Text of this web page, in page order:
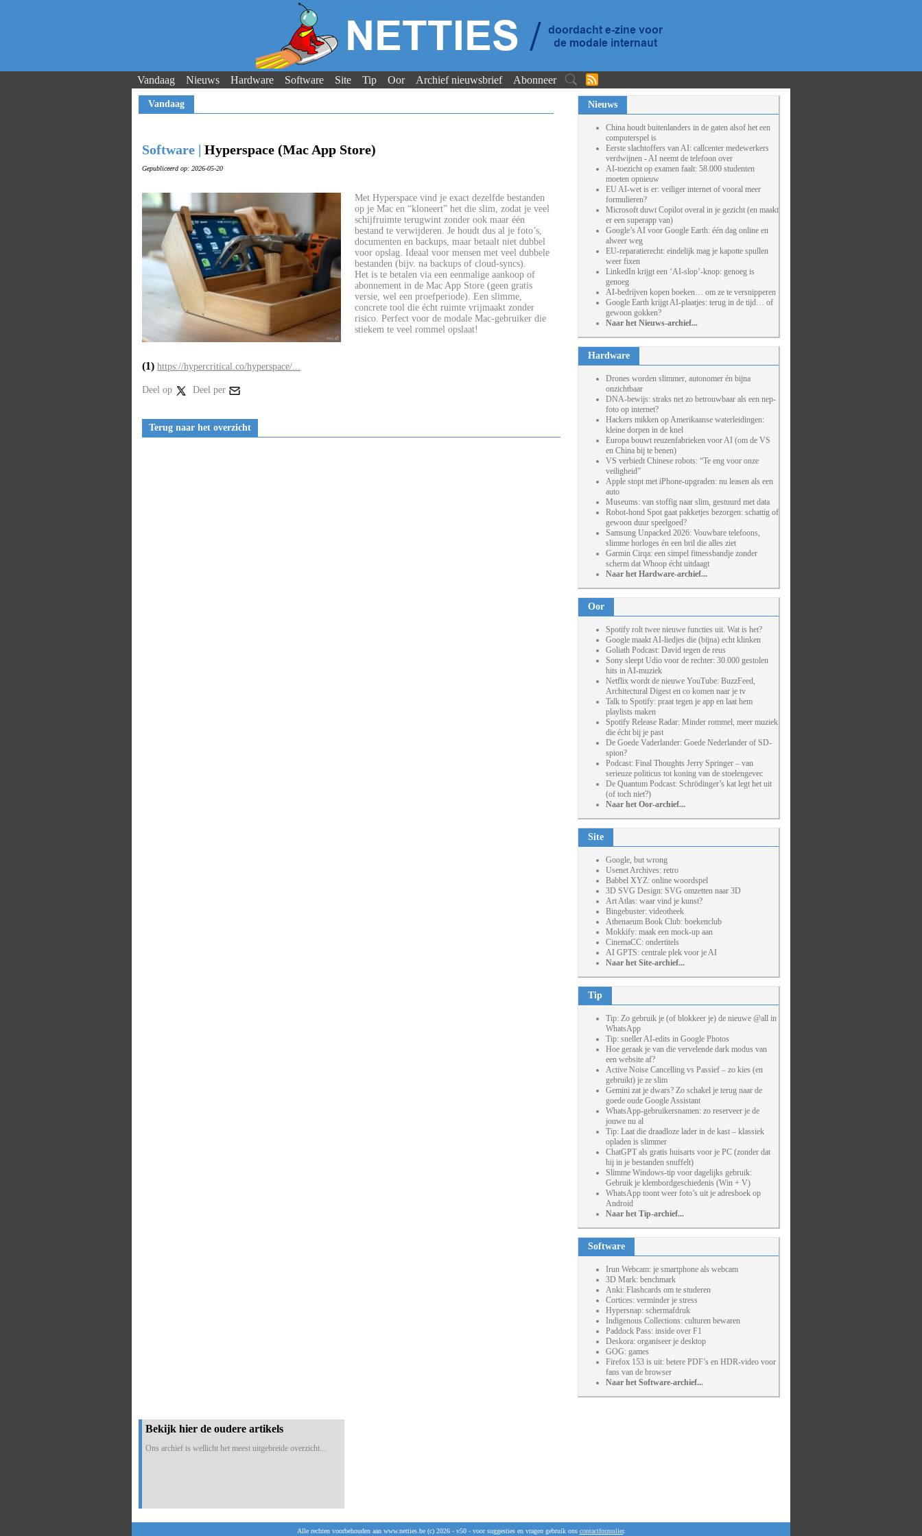
Vandaag Nieuws Hardware Software Site Tip Oor Archief nieuwsbrief Abonneer
Vandaag
Software | Hyperspace (Mac App Store)
Gepubliceerd op: 2026-05-20
Met Hyperspace vind je exact dezelfde bestanden
op je Mac en “kloneert” het die slim, zodat je veel
schijfruimte terugwint zonder ook maar één
bestand te verwijderen. Je houdt dus al je foto’s,
documenten en backups, maar betaalt niet dubbel
voor opslag. Ideaal voor mensen met veel dubbele
bestanden (bijv. na backups of cloud-syncs).
Het is te betalen via een eenmalige aankoop of
abonnement in de Mac App Store (geen gratis
versie, wel een proefperiode). Een slimme,
concrete tool die écht ruimte vrijmaakt zonder
risico. Perfect voor de modale Mac-gebruiker die
stiekem te veel rommel opslaat!
(1) https://hypercritical.co/hyperspace/...
Deel op Deel per
Terug naar het overzicht
Nieuws
China houdt buitenlanders in de gaten alsof het een
computerspel is
Eerste slachtoffers van AI: callcenter medewerkers
verdwijnen - AI neemt de telefoon over
AI-toezicht op examen faalt: 58.000 studenten
moeten opnieuw
EU AI-wet is er: veiliger internet of vooral meer
formulieren?
Microsoft duwt Copilot overal in je gezicht (en maakt
er een superapp van)
Google’s AI voor Google Earth: één dag online en
alweer weg
EU-reparatierecht: eindelijk mag je kapotte spullen
weer fixen
LinkedIn krijgt een ‘AI-slop’-knop: genoeg is
genoeg
AI-bedrijven kopen boeken… om ze te versnipperen
Google Earth krijgt AI-plaatjes: terug in de tijd… of
gewoon gokken?
Naar het Nieuws-archief...
Hardware
Drones worden slimmer, autonomer én bijna
onzichtbaar
DNA-bewijs: straks net zo betrouwbaar als een nep-
foto op internet?
Hackers mikken op Amerikaanse waterleidingen:
kleine dorpen in de knel
Europa bouwt reuzenfabrieken voor AI (om de VS
en China bij te benen)
VS verbiedt Chinese robots: “Te eng voor onze
veiligheid”
Apple stopt met iPhone-upgraden: nu leasen als een
auto
Museums: van stoffig naar slim, gestuurd met data
Robot-hond Spot gaat pakketjes bezorgen: schattig of
gewoon duur speelgoed?
Samsung Unpacked 2026: Vouwbare telefoons,
slimme horloges én een bril die alles ziet
Garmin Cirqa: een simpel fitnessbandje zonder
scherm dat Whoop écht uitdaagt
Naar het Hardware-archief...
Oor
Spotify rolt twee nieuwe functies uit. Wat is het?
Google maakt AI-liedjes die (bijna) echt klinken
Goliath Podcast: David tegen de reus
Sony sleept Udio voor de rechter: 30.000 gestolen
hits in AI-muziek
Netflix wordt de nieuwe YouTube: BuzzFeed,
Architectural Digest en co komen naar je tv
Talk to Spotify: praat tegen je app en laat hem
playlists maken
Spotify Release Radar: Minder rommel, meer muziek
die écht bij je past
De Goede Vaderlander: Goede Nederlander of SD-
spion?
Podcast: Final Thoughts Jerry Springer – van
serieuze politicus tot koning van de stoelengevec
De Quantum Podcast: Schrödinger’s kat legt het uit
(of toch niet?)
Naar het Oor-archief...
Site
Google, but wrong
Usenet Archives: retro
Babbel XYZ: online woordspel
3D SVG Design: SVG omzetten naar 3D
Art Atlas: waar vind je kunst?
Bingebuster: videotheek
Athenaeum Book Club: boekenclub
Mokkify: maak een mock-up aan
CinemaCC: ondertitels
AI GPTS: centrale plek voor je AI
Naar het Site-archief...
Tip
Tip: Zo gebruik je (of blokkeer je) de nieuwe @all in
WhatsApp
Tip: sneller AI-edits in Google Photos
Hoe geraak je van die vervelende dark modus van
een website af?
Active Noise Cancelling vs Passief – zo kies (en
gebruikt) je ze slim
Gemini zat je dwars? Zo schakel je terug naar de
goede oude Google Assistant
WhatsApp-gebruikersnamen: zo reserveer je de
jouwe nu al
Tip: Laat die draadloze lader in de kast – klassiek
opladen is slimmer
ChatGPT als gratis huisarts voor je PC (zonder dat
hij in je bestanden snuffelt)
Slimme Windows-tip voor dagelijks gebruik:
Gebruik je klembordgeschiedenis (Win + V)
WhatsApp toont weer foto’s uit je adresboek op
Android
Naar het Tip-archief...
Software
Irun Webcam: je smartphone als webcam
3D Mark: benchmark
Anki: Flashcards om te studeren
Cortices: verminder je stress
Hypersnap: schermafdruk
Indigenous Collections: culturen bewaren
Paddock Pass: inside over F1
Deskora: organiseer je desktop
GOG: games
Firefox 153 is uit: betere PDF’s en HDR-video voor
fans van de browser
Naar het Software-archief...
Bekijk hier de oudere artikels
Ons archief is wellicht het meest uitgebreide overzicht...
Alle rechten voorbehouden aan www.netties.be (c) 2026 - v50 - voor suggesties en vragen gebruik ons contactformulier.